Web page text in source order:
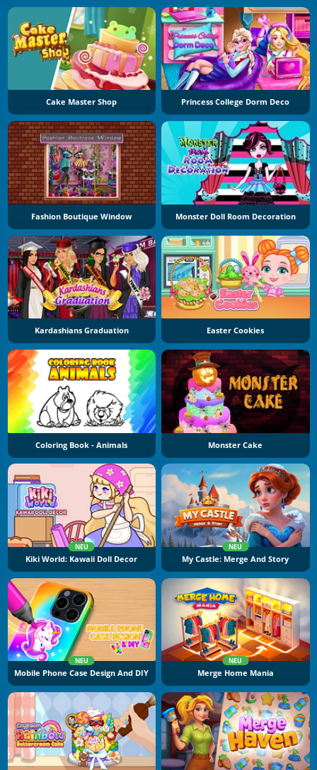
Cake Master Shop Princess College Dorm Deco
Fashion Boutique Window Monster Doll Room Decoration
Kardashians Graduation Easter Cookies
Coloring Book - Animals Monster Cake
NEU
Kiki World: Kawaii Doll Decor
NEU
My Castle: Merge And Story
NEU
Mobile Phone Case Design And DIY
NEU
Merge Home Mania